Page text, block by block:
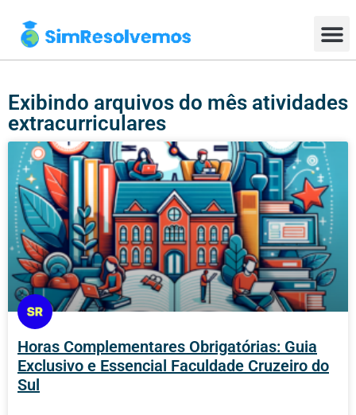
Exibindo arquivos do mês atividades
extracurriculares
Horas Complementares Obrigatórias: Guia
Exclusivo e Essencial Faculdade Cruzeiro do
Sul